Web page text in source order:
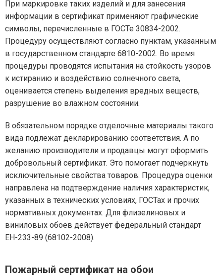
При маркировке таких изделий и для занесения
информации в сертификат применяют графические
символы, перечисленные в ГОСТе 30834-2002.
Процедуру осуществляют согласно пунктам, указанным
в государственном стандарте 6810-2002. Во время
процедуры проводятся испытания на стойкость узоров
к истиранию и воздействию солнечного света,
оценивается степень выделения вредных веществ,
разрушение во влажном состоянии.
В обязательном порядке отделочные материалы такого
вида подлежат декларированию соответствия. А по
желанию производители и продавцы могут оформить
добровольный сертификат. Это помогает подчеркнуть
исключительные свойства товаров. Процедура оценки
направлена на подтверждение наличия характеристик,
указанных в технических условиях, ГОСТах и прочих
нормативных документах. Для флизелиновых и
виниловых обоев действует федеральный стандарт
ЕН-233-89 (68102-2008).
Пожарный сертификат на обои